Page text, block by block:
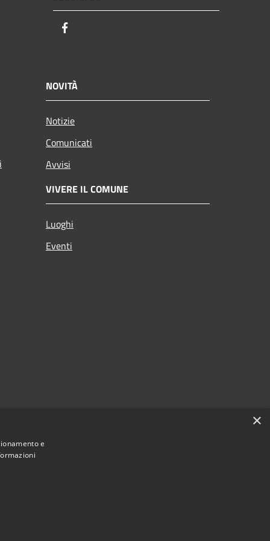
NOVITÀ
Notizie
Comunicati
Avvisi
VIVERE IL COMUNE
Luoghi
Eventi
×
e